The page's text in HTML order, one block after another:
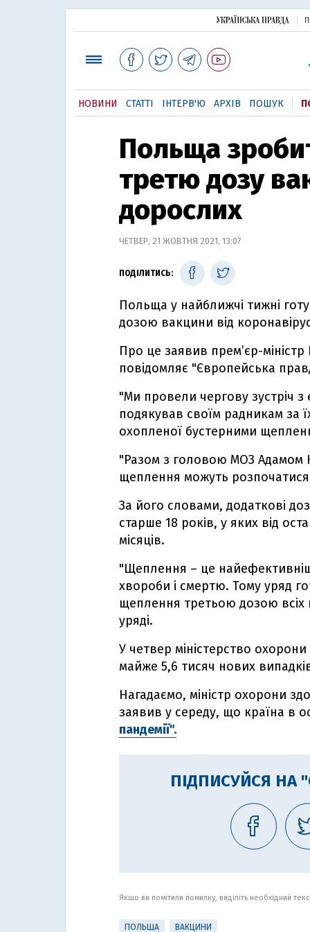
НОВИНИ СТАТТІ ІНТЕРВ'Ю АРХІВ ПОШУК
Польща
третю дозу
дорослих
ЧЕТВЕР, 21 ЖОВТНЯ 2021, 13:07
ПОДІЛИТИСЬ:
Польща у найближчі тижні
дозою вакцини від
Про це заявив прем’єр-
повідомляє "Європейська
"Ми провели чергову зустріч
подякував своїм радникам за
охопленої бустерними
"Разом з головою МОЗ Адамом
щеплення можуть розпочатися
За його словами, додаткові
старше 18 років, у яких від
місяців.
"Щеплення – це
хвороби і смертю. Тому уряд
щеплення третьою дозою всіх
уряді.
У четвер міністерство
майже 5,6 тисяч нових
Нагадаємо, міністр охорони
заявив у середу, що країна в
пандемії".
ПІДПИСУЙСЯ НА
Якщо ви помітили помилку, виділіть необхідний
ПОЛЬЩА ВАКЦИНИ